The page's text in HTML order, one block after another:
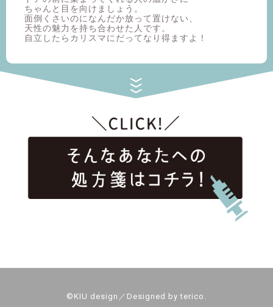
ちゃんと目を向けましょう。
面倒くさいのになんだか放って置けない、
天性の魅力を持ち合わせた人です。
自立したらカリスマにだってなり得ますよ！
©️KIU design／Designed by terico.